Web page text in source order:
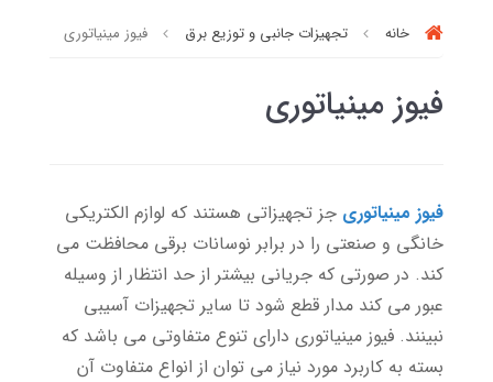
خانه تجهیزات جانبی و توزیع برق فیوز مینیاتوری
فیوز مینیاتوری
فیوز مینیاتوری جز تجهیزاتی هستند که لوازم الکتریکی
خانگی و صنعتی را در برابر نوسانات برقی محافظت می
کند. در صورتی که جریانی بیشتر از حد انتظار از وسیله
عبور می کند مدار قطع شود تا سایر تجهیزات آسیبی
نبینند. فیوز مینیاتوری دارای تنوع متفاوتی می باشد که
بسته به کاربرد مورد نیاز می توان از انواع متفاوت آن